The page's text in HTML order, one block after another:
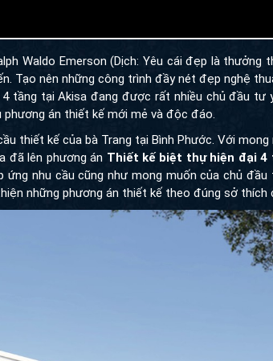
Waldo Emerson (Dịch: Yêu cái đẹp là
Tạo nên những công trình đầy nét đẹp nghệ
tầng tại Akisa đang được rất nhiều chủ đầu tư
án thiết kế mới mẻ và độc đáo.
thiết kế của bà Trang tại Bình Phước. Với
đã lên phương án Thiết kế biệt thự hiện đại 4
nhu cầu cũng như mong muốn của chủ
những phương án thiết kế theo đúng sở thích